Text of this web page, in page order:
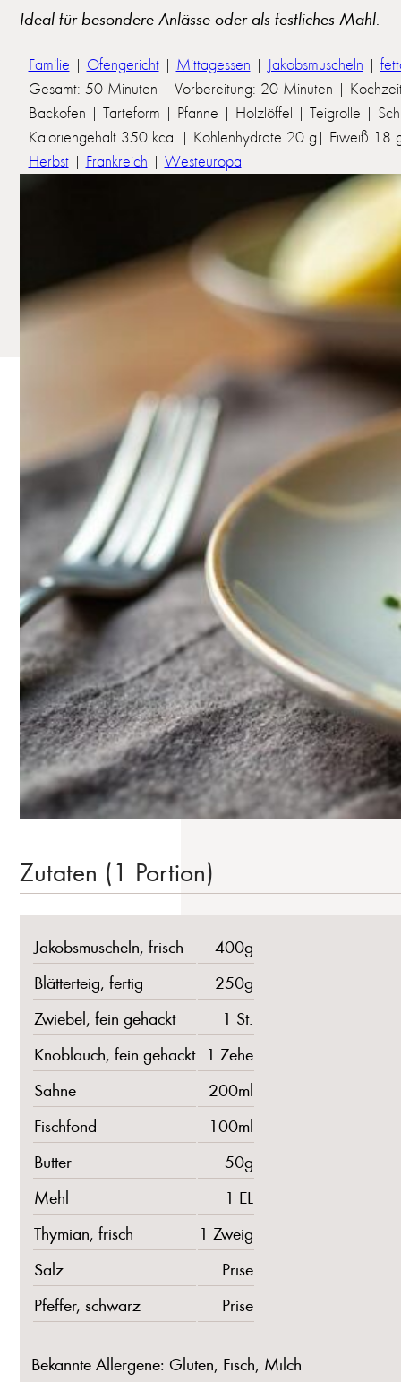
Ideal für besondere Anlässe oder als festliches Mahl.
Familie | Ofengericht| Mittagessen | Jakobsmuscheln |
Gesamt: 50 Minuten | Vorbereitung: 20 Minuten |
Backofen | Tarteform | Pfanne | Holzlöffel | Teigrolle |
Kaloriengehalt 350 kcal | Kohlenhydrate 20 g| Eiweiß 18
Herbst| Frankreich | Westeuropa
Zutaten (1 Portion)
Jakobsmuscheln, frisch
400g
Blätterteig, fertig
250g
Zwiebel, fein gehackt
1 St.
Knoblauch, fein gehackt 1 Zehe
Sahne
200ml
Fischfond
100ml
Butter
50g
Mehl
1 EL
Thymian, frisch
1 Zweig
Salz
Prise
Pfeffer, schwarz
Prise
Bekannte Allergene: Gluten, Fisch, Milch